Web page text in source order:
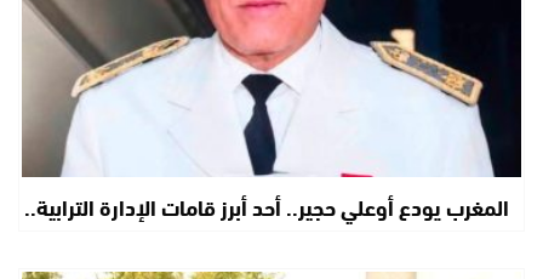
المغرب يودع أوعلي حجير.. أحد أبرز قامات الإدارة الترابية..